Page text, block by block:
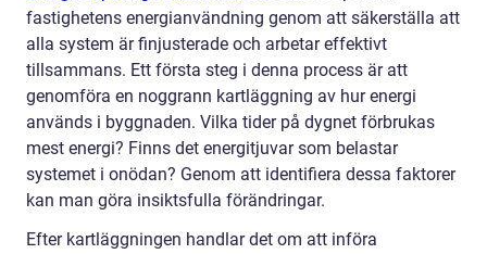
fastighetens energianvändning genom att säkerställa att
alla system är finjusterade och arbetar effektivt
tillsammans. Ett första steg i denna process är att
genomföra en noggrann kartläggning av hur energi
används i byggnaden. Vilka tider på dygnet förbrukas
mest energi? Finns det energitjuvar som belastar
systemet i onödan? Genom att identifiera dessa faktorer
kan man göra insiktsfulla förändringar.
Efter kartläggningen handlar det om att införa